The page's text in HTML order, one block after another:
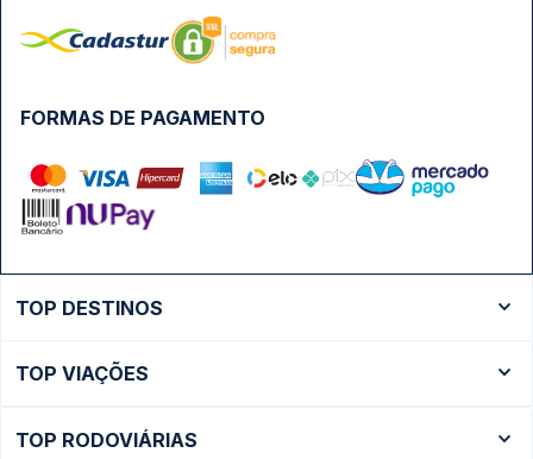
FORMAS DE PAGAMENTO
TOP DESTINOS
Ônibus São Paulo
TOP VIAÇÕES
TOP RODOVIÁRIAS